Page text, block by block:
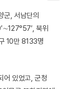
군, 서남단의
북위
10만 8133명
어 있었고, 군청